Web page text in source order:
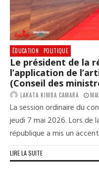
ÉDUCATION POLITIQUE
Le président de la
l’application de
(Conseil des
LAKATA KIMBA CAMARA
La session ordinaire du
jeudi 7 mai 2026. Lors de
république a mis un
LIRE LA SUITE